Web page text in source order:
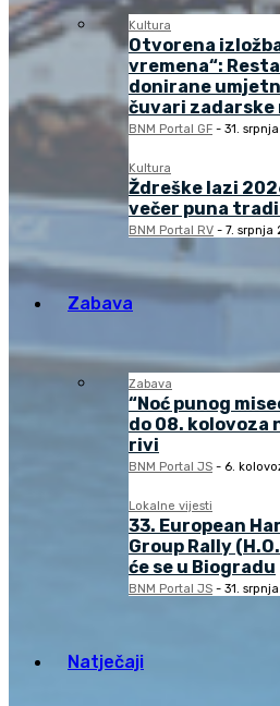
Kultura
Otvorena
vremena“:
donirane
čuvari zadarske
BNM Portal GF - 31.
Kultura
Ždreške lazi
večer puna
BNM Portal RV - 7. srpnja
Zabava
Zabava
“Noć punog
do 08. kolovoza
rivi
BNM Portal JS - 6.
Lokalne vijesti
33. European
Group Rally
će se u Biogradu
BNM Portal JS - 31.
Natječaji